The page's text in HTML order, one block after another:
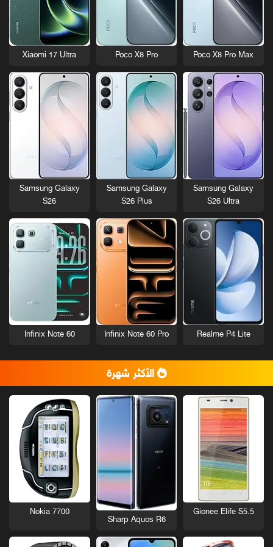
Poco X8 Pro Max
Poco X8 Pro
Xiaomi 17 Ultra
Samsung Galaxy
S26 Ultra
Samsung Galaxy
S26 Plus
Samsung Galaxy
S26
Realme P4 Lite
Infinix Note 60 Pro
Infinix Note 60
الأكثر شهرة
Gionee Elife S5.5
Sharp Aquos R6
Nokia 7700